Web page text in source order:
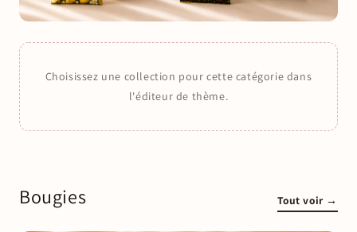
Choisissez une collection pour cette catégorie dans
l'éditeur de thème.
Bougies Tout voir →